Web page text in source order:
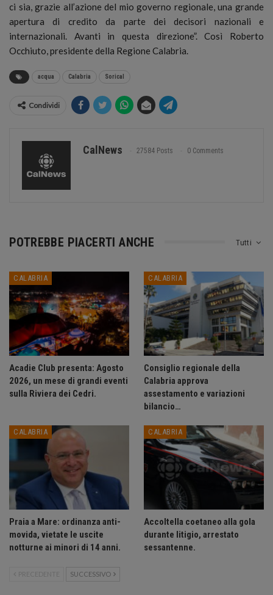
ci sia, grazie all’azione del mio governo regionale, una grande
apertura di credito da parte dei decisori nazionali e
internazionali. Avanti in questa direzione”. Così Roberto
Occhiuto, presidente della Regione Calabria.
acqua Calabria Sorical
Condividi
CalNews 27584 Posts 0 Comments
Tutti
POTREBBE PIACERTI ANCHE
CALABRIA
Acadie Club presenta: Agosto
2026, un mese di grandi eventi
sulla Riviera dei Cedri.
CALABRIA
Consiglio regionale della
Calabria approva
assestamento e variazioni
bilancio…
CALABRIA
Praia a Mare: ordinanza anti-
movida, vietate le uscite
notturne ai minori di 14 anni.
CALABRIA
Accoltella coetaneo alla gola
durante litigio, arrestato
sessantenne.
PRECEDENTE SUCCESSIVO